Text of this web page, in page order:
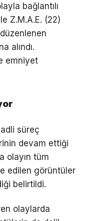
bağlantılı
Z.M.A.E. (22)
alındı.
emniyet
adli süreç
devam ettiği
olayın tüm
edilen görüntüler
belirtildi.
olaylarda